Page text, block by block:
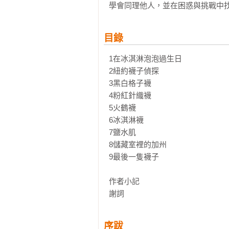
學會同理他人，並在困惑與挑戰中
目錄
1在冰淇淋泡泡過生日
2紐約襪子偵探
3黑白格子襪
4粉紅針織襪
5火鶴襪
6冰淇淋襪
7鹽水肌
8儲藏室裡的加州
9最後一隻襪子
作者小記
謝詞
序跋